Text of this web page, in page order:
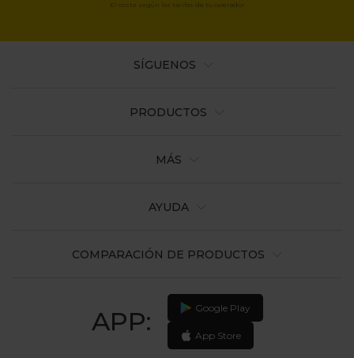
El coste según las tarifas de tu operador
PRODUCTOS
MÁS
AYUDA
COMPARACIÓN DE PRODUCTOS
APP: Google Play
App Store
SÍGUENOS